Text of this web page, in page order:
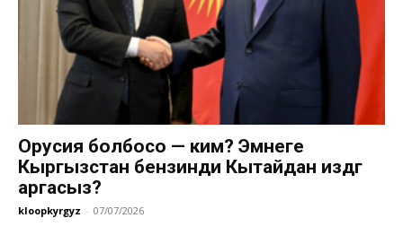
Орусия болбосо — ким? Эмнеге
Кыргызстан бензинди Кытайдан издөөгө
аргасыз?
kloopkyrgyz - 07/07/2026